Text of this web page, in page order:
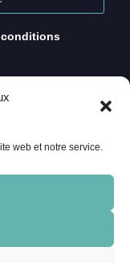
web et notre service.
conditions